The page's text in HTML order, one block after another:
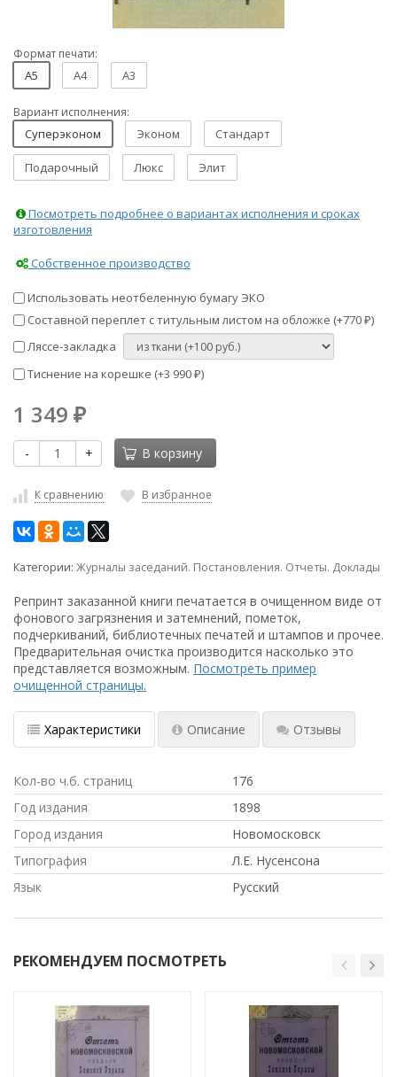
Формат печати:
A5 A4 A3
Вариант исполнения:
Суперэконом Эконом Стандарт
Подарочный Люкс Элит
Посмотреть подробнее о вариантах исполнения и сроках
изготовления
Собственное производство
Использовать неотбеленную бумагу ЭКО
Составной переплет с титульным листом на обложке (+770 ₽)
Ляссе-закладка
Тиснение на корешке (+3 990 ₽)
1 349 ₽
- + В корзину
К сравнению В избранное
Категории: Журналы заседаний. Постановления. Отчеты. Доклады
Репринт заказанной книги печатается в очищенном виде от
фонового загрязнения и затемнений, пометок,
подчеркиваний, библиотечных печатей и штампов и прочее.
Предварительная очистка производится насколько это
представляется возможным. Посмотреть пример
очищенной страницы.
Характеристики Описание Отзывы
Кол-во ч.б. страниц
176
Год издания
1898
Город издания
Новомосковск
Типография
Л.Е. Нусенсона
Язык
Русский
РЕКОМЕНДУЕМ ПОСМОТРЕТЬ